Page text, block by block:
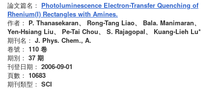
論文篇名： Photoluminescence Electron-Transfer Quenching of
Rhenium(I) Rectangles with Amines.
作者： P. Thanasekaran、 Rong-Tang Liao、 Bala. Manimaran、
Yen-Hsiang Liu、 Pe-Tai Chou、 S. Rajagopal、 Kuang-Lieh Lu*
期刊名： J. Phys. Chem., A.
卷號： 110 卷
期別： 37 期
刊登日期： 2006-09-01
頁數： 10683
期刊類型： SCI